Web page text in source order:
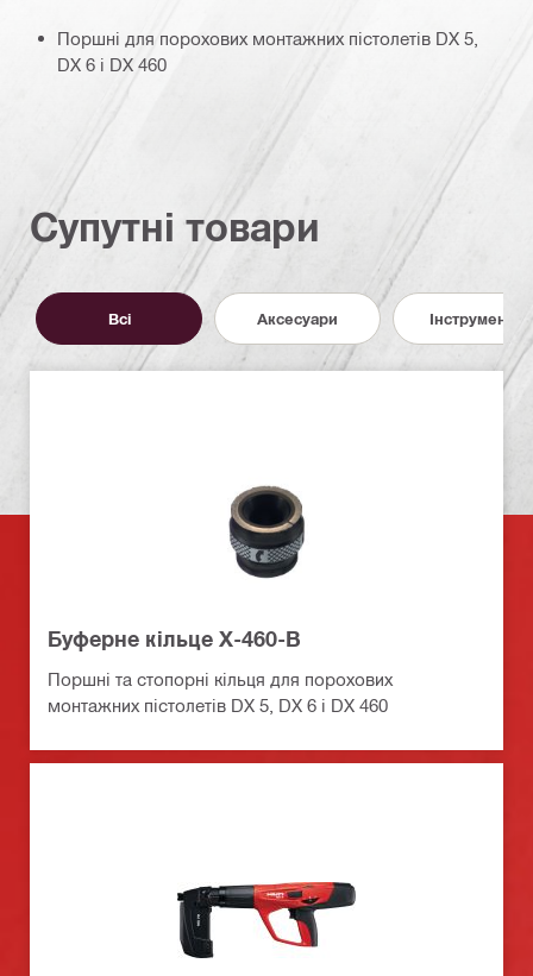
Поршні для порохових монтажних пістолетів DX 5,
DX 6 і DX 460
Супутні товари
Всі Аксесуари Інструменти
Буферне кiльце Х-460-В
Поршні та стопорні кільця для порохових
монтажних пістолетів DX 5, DX 6 і DX 460